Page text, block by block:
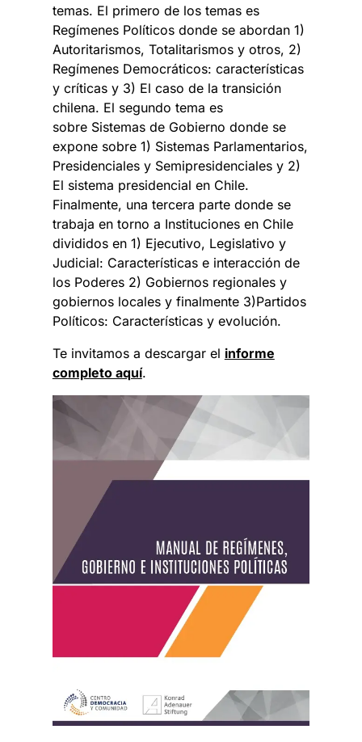
temas. El primero de los temas es
Regímenes Políticos donde se abordan 1)
Autoritarismos, Totalitarismos y otros, 2)
Regímenes Democráticos: características
y críticas y 3) El caso de la transición
chilena. El segundo tema es
sobre Sistemas de Gobierno donde se
expone sobre 1) Sistemas Parlamentarios,
Presidenciales y Semipresidenciales y 2)
El sistema presidencial en Chile.
Finalmente, una tercera parte donde se
trabaja en torno a Instituciones en Chile
divididos en 1) Ejecutivo, Legislativo y
Judicial: Características e interacción de
los Poderes 2) Gobiernos regionales y
gobiernos locales y finalmente 3)Partidos
Políticos: Características y evolución.
Te invitamos a descargar el informe
completo aquí.